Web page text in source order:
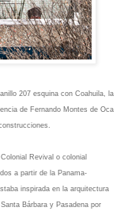
207 esquina con Coahuila, la
de Fernando Montes de Oca
Revival o colonial
a partir de la Panama-
inspirada en la arquitectura
Bárbara y Pasadena por